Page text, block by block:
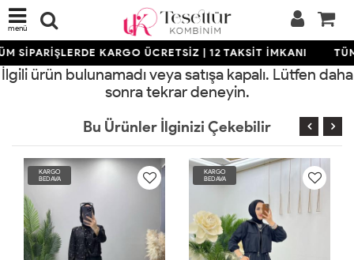
menü
SİPARİŞLERDE KARGO ÜCRETSİZ | 12 TAKSİT İMKANI
İlgili ürün bulunamadı veya satışa kapalı. Lütfen daha
sonra tekrar deneyin.
Bu Ürünler İlginizi Çekebilir